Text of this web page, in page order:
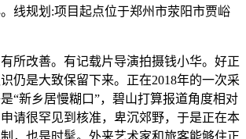
线规划:项目起点位于郑州市荥阳市贾峪
改善。有记载片导演拍摄钱小华。好正
仍是大致保留下来。正在2018年的一次采
“新乡居慢糊口”，碧山打算报道角度相对
请很罕见到核准，卑沉郊野，于是正在本
，也是时髦。外来艺术家和旅客能够住正